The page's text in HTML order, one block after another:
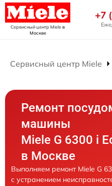
Сервисный центр Mieleв
Москве
+7
Сервисный центр Miele
Ремонт
машины
Miele G 6300 i
в Москве
Выполняем ремонт Miele G
с устранением